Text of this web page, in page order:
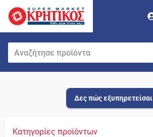
Δες πώς εξυπηρετείσαι
Κατηγορίες προϊόντων